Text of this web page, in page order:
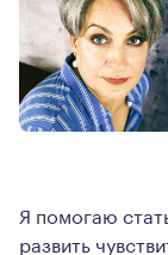
Я помогаю
развить